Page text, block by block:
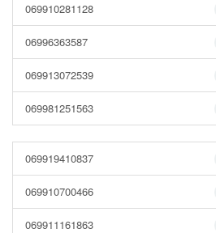
069910281128
06996363587
069913072539
069981251563
069919410837
069910700466
069911161863